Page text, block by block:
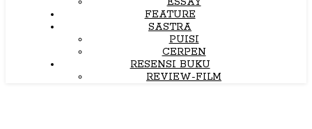
FEATURE
SASTRA
PUISI
CERPEN
RESENSI BUKU
REVIEW-FILM